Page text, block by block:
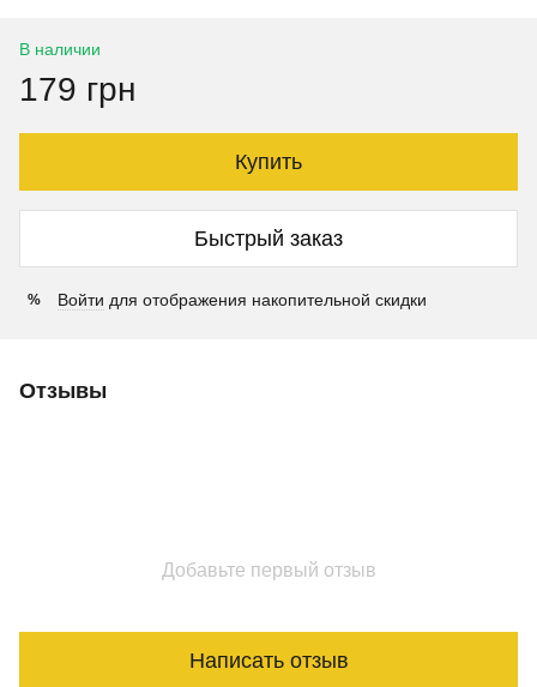
В наличии
179 грн
Купить
Быстрый заказ
% Войти для отображения накопительной скидки
Отзывы
Добавьте первый отзыв
Написать отзыв